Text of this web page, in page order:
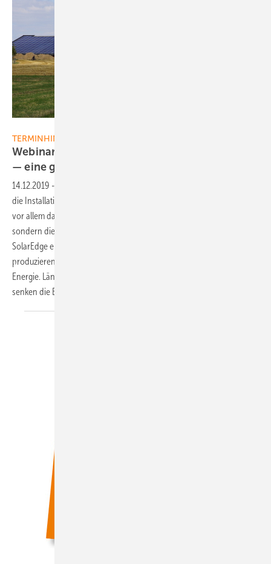
TERMINHINWEIS
Webinar am 16.12.19: Eigenstrom für Landwirte
— eine gute
14.12.2019 -
die Installation von Photovoltaikanlagen. Die Investition rentiert sich
vor allem dann, wenn nicht nur die Kosten für die Anlage gering,
sondern die Erträge hoch sind. Innovative Solartechnologien, wie sie
SolarEdge entwickelt hat, verbinden beides miteinander. Damit
produzieren die Anlagen über die Gesamtlaufzeit von 20 Jahren mehr
Energie. Längere Garantiezeiten und ein kostenloses Monitoring
senken die Betriebskosten.